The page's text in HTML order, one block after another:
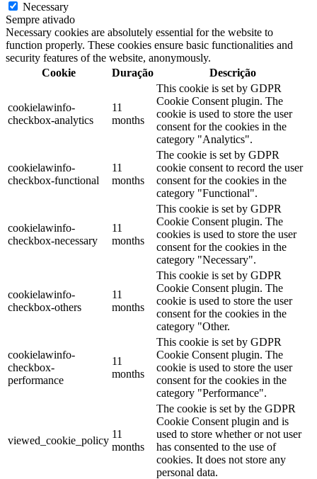
Necessary
Sempre ativado
Necessary cookies are absolutely essential for the website to
function properly. These cookies ensure basic functionalities and
security features of the website, anonymously.
Cookie
Duração Descrição
cookielawinfo-
checkbox-analytics
11
months
This cookie is set by GDPR
Cookie Consent plugin. The
cookie is used to store the user
consent for the cookies in the
category "Analytics".
cookielawinfo-
checkbox-functional
11
months
The cookie is set by GDPR
cookie consent to record the user
consent for the cookies in the
category "Functional".
cookielawinfo-
checkbox-necessary
11
months
This cookie is set by GDPR
Cookie Consent plugin. The
cookies is used to store the user
consent for the cookies in the
category "Necessary".
cookielawinfo-
checkbox-others
11
months
This cookie is set by GDPR
Cookie Consent plugin. The
cookie is used to store the user
consent for the cookies in the
category "Other.
cookielawinfo-
checkbox-
performance
11
months
This cookie is set by GDPR
Cookie Consent plugin. The
cookie is used to store the user
consent for the cookies in the
category "Performance".
viewed_cookie_policy
11
months
The cookie is set by the GDPR
Cookie Consent plugin and is
used to store whether or not user
has consented to the use of
cookies. It does not store any
personal data.